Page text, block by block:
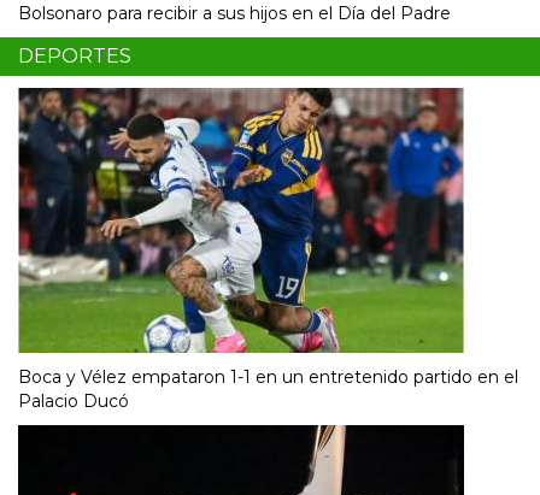
Bolsonaro para recibir a sus hijos en el Día del Padre
DEPORTES
Boca y Vélez empataron 1-1 en un entretenido partido en el
Palacio Ducó